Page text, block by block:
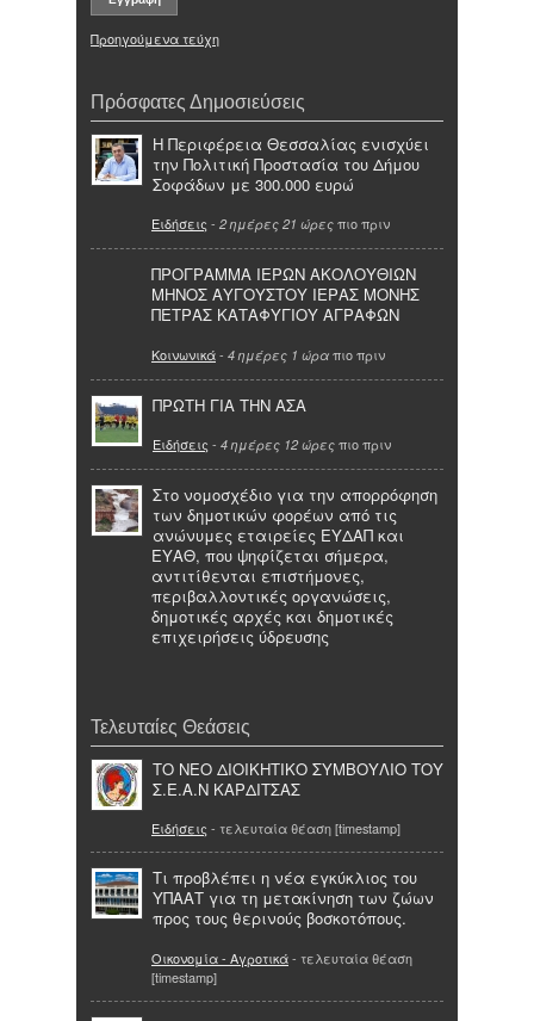
Προηγούμενα τεύχη
Πρόσφατες Δημοσιεύσεις
Η Περιφέρεια Θεσσαλίας ενισχύει
την Πολιτική Προστασία του Δήμου
Σοφάδων με 300.000 ευρώ
Ειδήσεις - 2 ημέρες 21 ώρες πιο πριν
ΠΡΟΓΡΑΜΜΑ ΙΕΡΩΝ ΑΚΟΛΟΥΘΙΩΝ
ΜΗΝΟΣ ΑΥΓΟΥΣΤΟΥ ΙΕΡΑΣ ΜΟΝΗΣ
ΠΕΤΡΑΣ ΚΑΤΑΦΥΓΙΟΥ ΑΓΡΑΦΩΝ
Κοινωνικά- 4 ημέρες 1 ώρα πιο πριν
ΠΡΩΤΗ ΓΙΑ ΤΗΝ ΑΣΑ
Ειδήσεις - 4 ημέρες 12 ώρες πιο πριν
Στο νομοσχέδιο για την απορρόφηση
των δημοτικών φορέων από τις
ανώνυμες εταιρείες ΕΥΔΑΠ και
ΕΥΑΘ, που ψηφίζεται σήμερα,
αντιτίθενται επιστήμονες,
περιβαλλοντικές οργανώσεις,
δημοτικές αρχές και δημοτικές
επιχειρήσεις ύδρευσης
Τελευταίες Θεάσεις
TΟ ΝΕΟ ΔΙΟΙΚΗΤΙΚΟ ΣΥΜΒΟΥΛΙΟ ΤΟΥ
Σ.Ε.Α.Ν ΚΑΡΔΙΤΣΑΣ
Ειδήσεις - τελευταία θέαση [timestamp]
Τι προβλέπει η νέα εγκύκλιος του
ΥΠΑΑΤ για τη μετακίνηση των ζώων
προς τους θερινούς βοσκοτόπους.
Οικονομία - Αγροτικά- τελευταία θέαση
[timestamp]